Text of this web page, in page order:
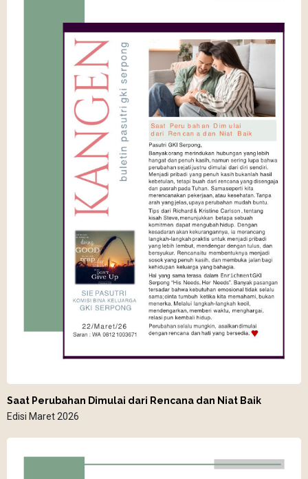
Saat Perubahan Dimulai dari Rencana dan Niat Baik
Edisi Maret 2026